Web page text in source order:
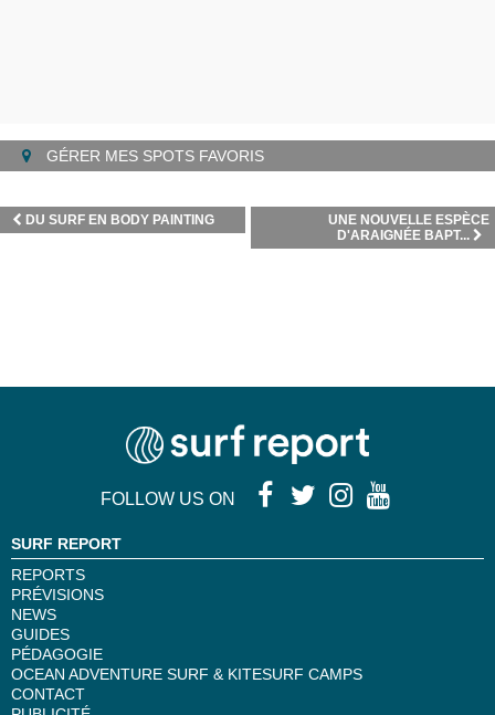
GÉRER MES SPOTS FAVORIS
UNE NOUVELLE ESPÈCE
D'ARAIGNÉE BAPT...
DU SURF EN BODY PAINTING
FOLLOW US ON
SURF REPORT
REPORTS
PRÉVISIONS
NEWS
GUIDES
PÉDAGOGIE
OCEAN ADVENTURE SURF & KITESURF CAMPS
CONTACT